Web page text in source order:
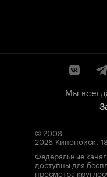
Мы
© 2003–
2026 Кинопоиск.
Федеральные
доступны для
просмотра